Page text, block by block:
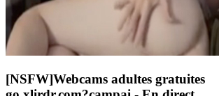
[NSFW]Webcams adultes gratuites